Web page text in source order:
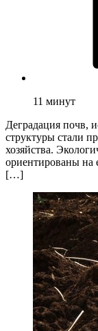
11 минут
Деградация почв,
структуры стали
хозяйства.
ориентированы на
[…]